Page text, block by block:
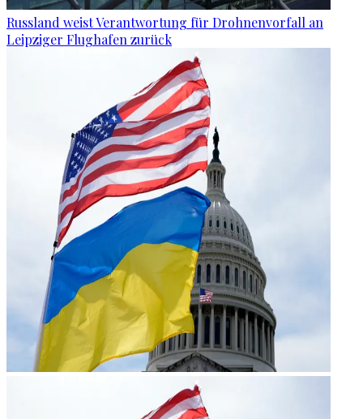
Russland weist Verantwortung für Drohnenvorfall an
Leipziger Flughafen zurück